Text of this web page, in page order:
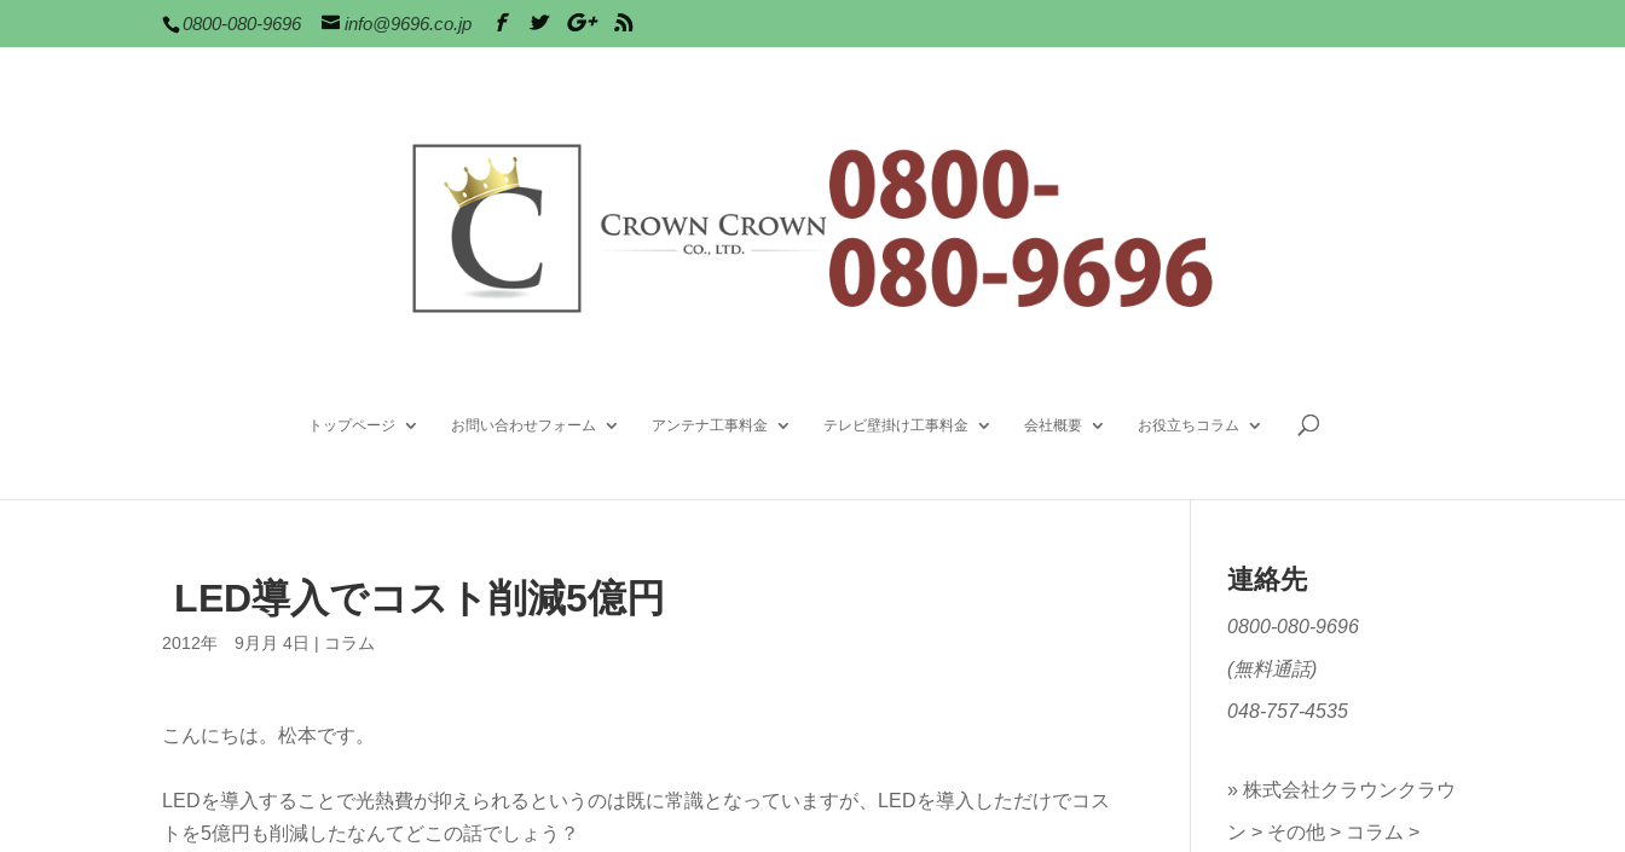
0800-080-9696 info@9696.co.jp
トップページ お問い合わせフォーム アンテナ工事料金 テレビ壁掛け工事料金 会社概要 お役立ちコラム
LED導入でコスト削減5億円
2012年 9月月 4日 | コラム
こんにちは。松本です。
LEDを導入することで光熱費が抑えられるというのは既に常識となっていますが、LEDを導入しただけでコス
トを5億円も削減したなんてどこの話でしょう？
連絡先
0800-080-9696
(無料通話)
048-757-4535
» 株式会社クラウンクラウ
ン > その他 > コラム >